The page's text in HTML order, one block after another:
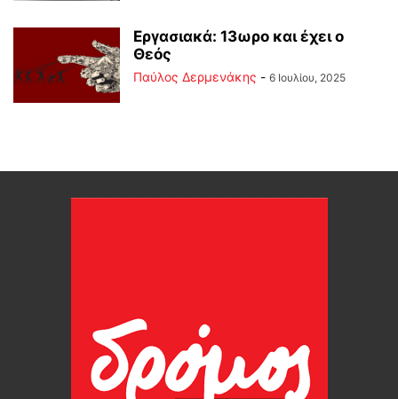
Εργασιακά: 13ωρο και έχει ο
Θεός
Παύλος Δερμενάκης - 6 Ιουλίου, 2025